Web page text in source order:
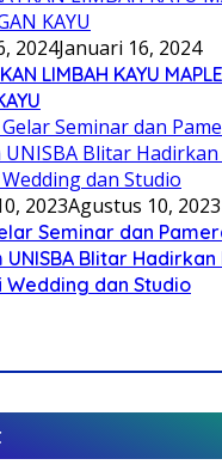
2024Januari 16, 2024
LIMBAH KAYU
2023Agustus 10, 2023
Seminar dan
UNISBA Blitar
dan Studio